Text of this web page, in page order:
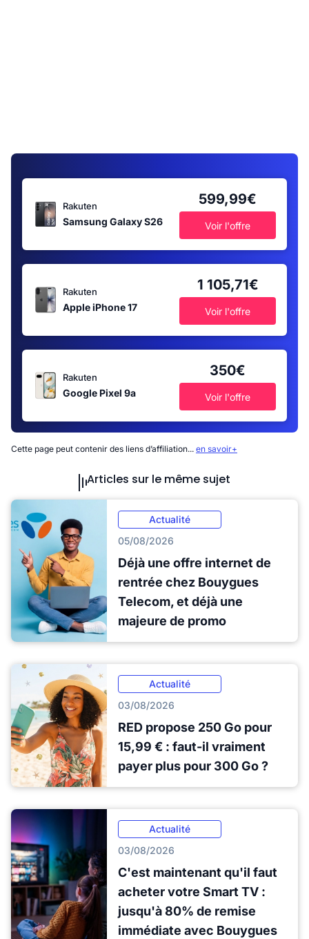
Rakuten
Samsung Galaxy S26
599,99€
Voir l'offre
Rakuten
Apple iPhone 17
1 105,71€
Voir l'offre
Rakuten
Google Pixel 9a
350€
Voir l'offre
Cette page peut contenir des liens d’affiliation... en savoir+
Articles sur le même sujet
Actualité
05/08/2026
Déjà une offre internet de
rentrée chez Bouygues
Telecom, et déjà une
majeure de promo
Actualité
03/08/2026
RED propose 250 Go pour
15,99 € : faut-il vraiment
payer plus pour 300 Go ?
Actualité
03/08/2026
C'est maintenant qu'il faut
acheter votre Smart TV :
jusqu'à 80% de remise
immédiate avec Bouygues